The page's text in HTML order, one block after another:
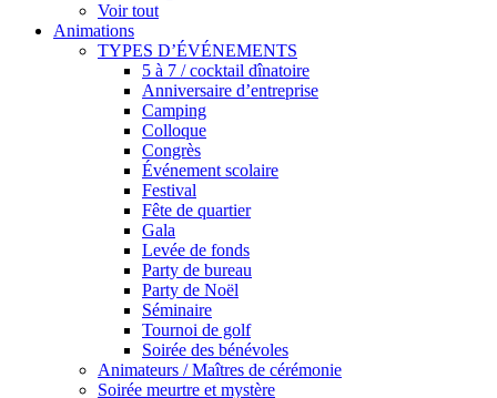
Voir tout
Animations
TYPES D’ÉVÉNEMENTS
5 à 7 / cocktail dînatoire
Anniversaire d’entreprise
Camping
Colloque
Congrès
Événement scolaire
Festival
Fête de quartier
Gala
Levée de fonds
Party de bureau
Party de Noël
Séminaire
Tournoi de golf
Soirée des bénévoles
Animateurs / Maîtres de cérémonie
Soirée meurtre et mystère